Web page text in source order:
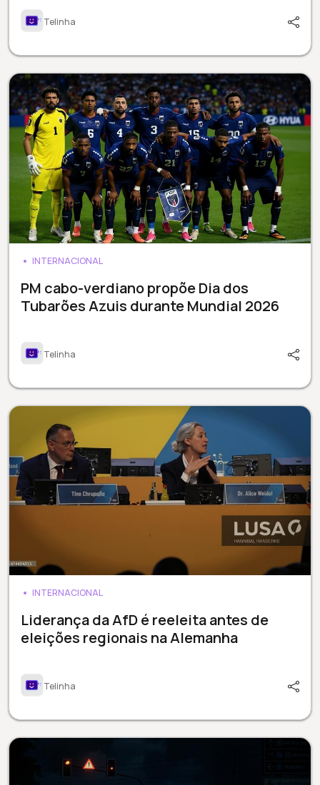
Telinha
INTERNACIONAL
PM cabo-verdiano propõe Dia dos
Tubarões Azuis durante Mundial 2026
Telinha
INTERNACIONAL
Liderança da AfD é reeleita antes de
eleições regionais na Alemanha
Telinha